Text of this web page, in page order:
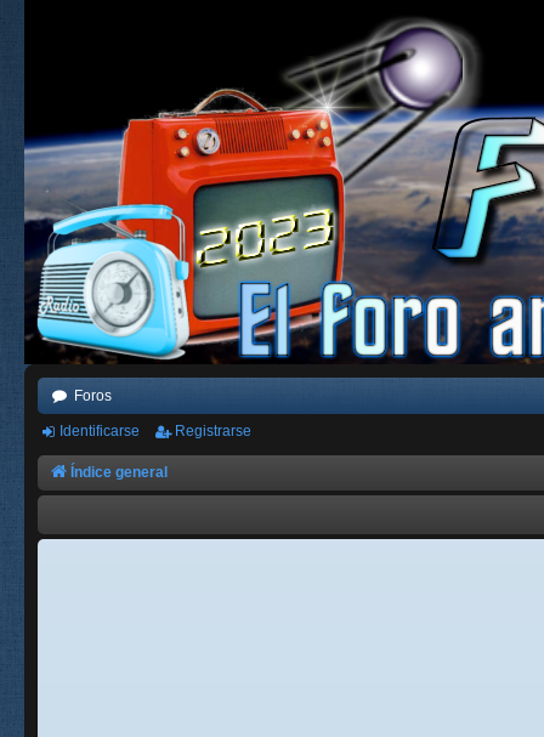
Foros
Identificarse Registrarse
Índice general